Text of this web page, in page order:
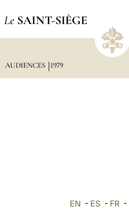
Le SAINT-SIÈGE
AUDIENCES 1979
EN - ES- FR-